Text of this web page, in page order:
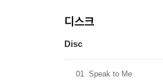
디스크
Disc
01 Speak to Me